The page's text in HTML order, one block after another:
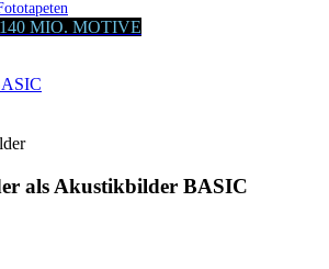
MIO. MOTIVE
als Akustikbilder BASIC